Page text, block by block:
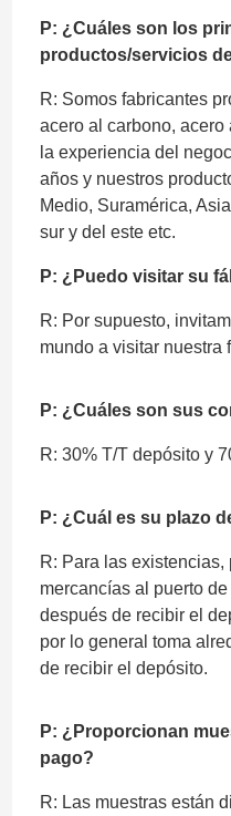
P: ¿Cuáles son los
productos/servicios
R: Somos fabricantes
acero al carbono,
la experiencia del
años y nuestros
Medio, Suramérica,
sur y del este etc.
P: ¿Puedo visitar su
R: Por supuesto,
mundo a visitar nuestra
P: ¿Cuáles son sus
R: 30% T/T depósito y
P: ¿Cuál es su plazo
R: Para las
mercancías al puerto
después de recibir el
por lo general toma
de recibir el depósito.
P: ¿Proporcionan
pago?
R: Las muestras están